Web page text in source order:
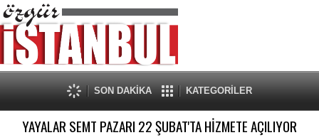
SON DAKİKA KATEGORİLER
YAYALAR SEMT PAZARI 22 ŞUBAT'TA HİZMETE AÇILIYOR